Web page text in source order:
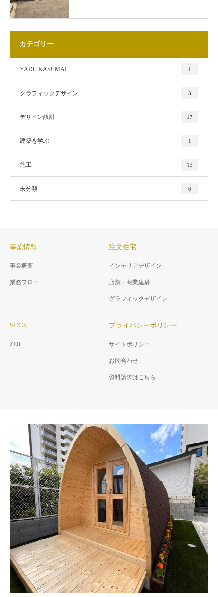
カテゴリー
YADO KASUMAI 1
グラフィックデザイン 3
デザイン設計 17
建築を学ぶ 1
施工 13
未分類 6
事業情報
事業概要
業務フロー
注文住宅
インテリアデザイン
店舗・商業建築
グラフィックデザイン
SDGs
ZEH
プライバシーポリシー
サイトポリシー
お問合わせ
資料請求はこちら